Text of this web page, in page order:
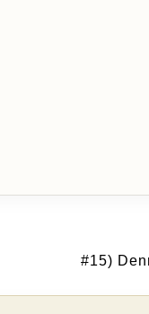
#15)